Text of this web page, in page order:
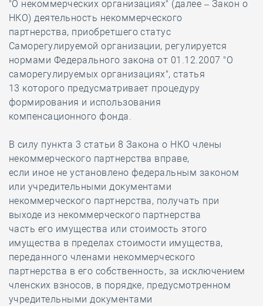
"О некоммерческих организациях" (далее – Закон о
НКО) деятельность некоммерческого
партнерства, приобретшего статус
Саморегулируемой организации, регулируется
нормами Федерального закона от 01.12.2007 "О
саморегулируемых организациях", статья
13 которого предусматривает процедуру
формирования и использования
компенсационного фонда.
В силу пункта 3 статьи 8 Закона о НКО члены
некоммерческого партнерства вправе,
если иное не установлено федеральным законом
или учредительными документами
некоммерческого партнерства, получать при
выходе из некоммерческого партнерства
часть его имущества или стоимость этого
имущества в пределах стоимости имущества,
переданного членами некоммерческого
партнерства в его собственность, за исключением
членских взносов, в порядке, предусмотренном
учредительными документами